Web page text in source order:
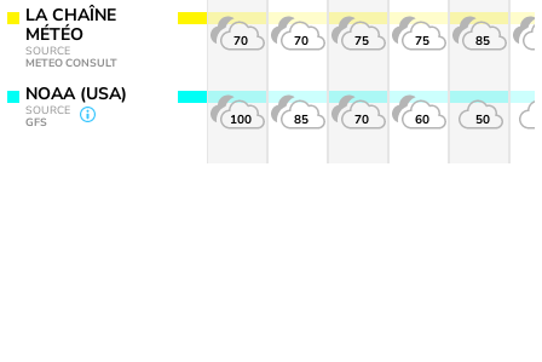
LA CHAÎNE
MÉTÉO
SOURCE
METEO CONSULT
NOAA (USA)
SOURCE
GFS
70
100
70
85
75
70
75
60
85
50